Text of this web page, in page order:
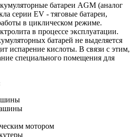
батареи AGM (аналог
серии EV - тяговые батареи,
в циклическом режиме.
в процессе эксплуатации.
батарей не выделяется
испарение кислоты. В связи с этим,
специального помещения для
мотором